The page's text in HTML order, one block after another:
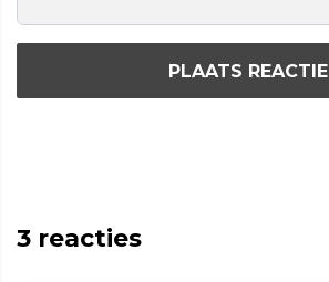
PLAATS REACTIE
3 reacties